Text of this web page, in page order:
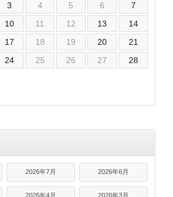
3 4 5 6
7
10 11 12 13
14
17 18 19 20
21
24 25 26 27
28
2026年7月 2026年6月
2026年4月 2026年3月